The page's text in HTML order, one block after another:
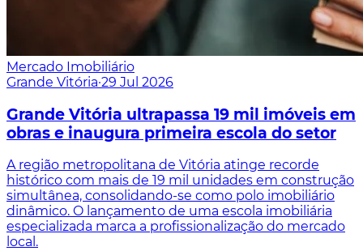
Mercado Imobiliário
Grande Vitória·29 Jul 2026
Grande Vitória ultrapassa 19 mil imóveis em
obras e inaugura primeira escola do setor
A região metropolitana de Vitória atinge recorde
histórico com mais de 19 mil unidades em construção
simultânea, consolidando-se como polo imobiliário
dinâmico. O lançamento de uma escola imobiliária
especializada marca a profissionalização do mercado
local.